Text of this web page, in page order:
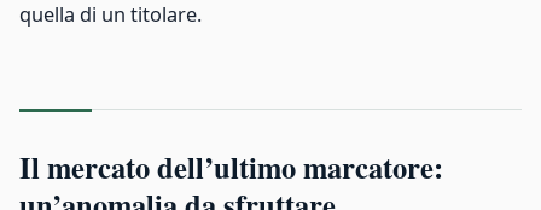
quella di un titolare.
Il mercato dell’ultimo marcatore: